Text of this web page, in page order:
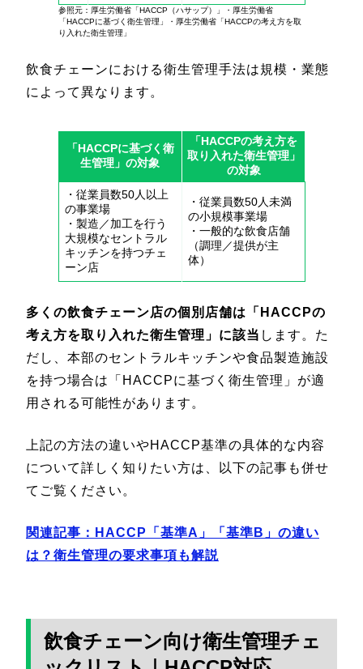
参照元：厚生労働省「HACCP（ハサップ）」・厚生労働省
「HACCPに基づく衛生管理」・厚生労働省「HACCPの考え方を取
り入れた衛生管理」
飲食チェーンにおける衛生管理手法は規模・業態
によって異なります。
「HACCPに基づく衛
生管理」の対象
「HACCPの考え方を
取り入れた衛生管理」
の対象
・従業員数50人以上
の事業場
・製造／加工を行う
大規模なセントラル
キッチンを持つチェ
ーン店
・従業員数50人未満
の小規模事業場
・一般的な飲食店舗
（調理／提供が主
体）
多くの飲食チェーン店の個別店舗は「HACCPの
考え方を取り入れた衛生管理」に該当 します。た
だし、本部のセントラルキッチンや食品製造施設
を持つ場合は「HACCPに基づく衛生管理」が適
用される可能性があります。
上記の方法の違いやHACCP基準の具体的な内容
について詳しく知りたい方は、以下の記事も併せ
てご覧ください。
関連記事：HACCP「基準A」「基準B」の違い
は？衛生管理の要求事項も解説
飲食チェーン向け衛生管理チェ